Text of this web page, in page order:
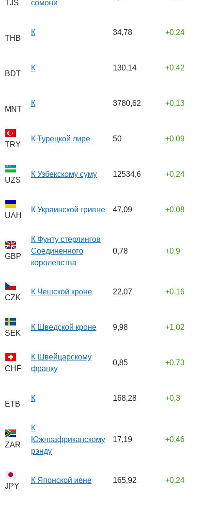
TJS
сомони
THB
К 34,78 0,24
BDT
К 130,14 0,42
MNT
К 3780,62 0,13
TRY
К Турецкой лире 50 0,09
UZS
К Узбекскому суму 12534,6 0,24
UAH
К Украинской гривне 47,09 0,08
GBP
К Фунту стерлингов
Соединенного
королевства
0,78 0,9
CZK
К Чешской кроне 22,07 0,16
SEK
К Шведской кроне 9,98 1,02
CHF
К Швейцарскому
франку
0,85 0,73
ETB
К 168,28 0,3
ZAR
К
Южноафриканскому
рэнду
17,19 0,46
JPY
К Японской иене 165,92 0,24